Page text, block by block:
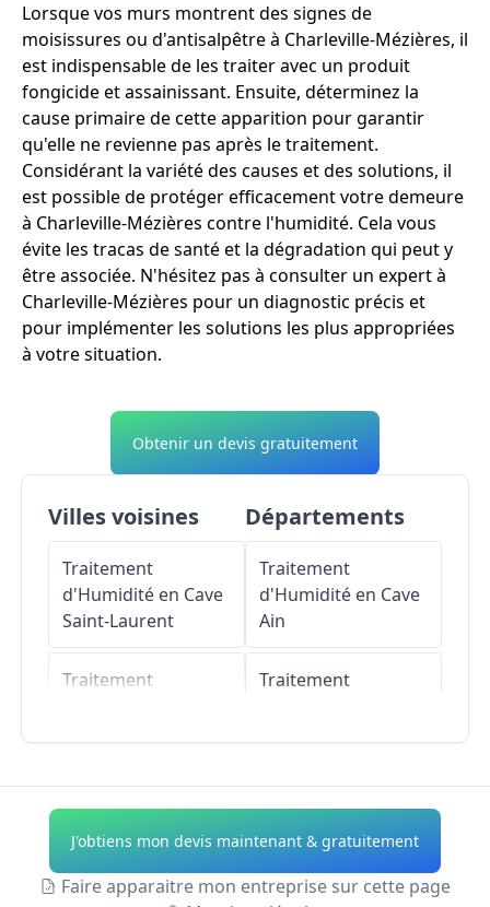
Lorsque vos murs montrent des signes de
moisissures ou d'antisalpêtre à Charleville-Mézières, il
est indispensable de les traiter avec un produit
fongicide et assainissant. Ensuite, déterminez la
cause primaire de cette apparition pour garantir
qu'elle ne revienne pas après le traitement.
Considérant la variété des causes et des solutions, il
est possible de protéger efficacement votre demeure
à Charleville-Mézières contre l'humidité. Cela vous
évite les tracas de santé et la dégradation qui peut y
être associée. N'hésitez pas à consulter un expert à
Charleville-Mézières pour un diagnostic précis et
pour implémenter les solutions les plus appropriées
à votre situation.
Obtenir un devis gratuitement
Villes voisines
Traitement
d'Humidité en Cave
Saint-Laurent
Traitement
Traitement
Montcy-Notre-
Dame
Départements
Traitement
d'Humidité en Cave
Ain
Traitement
Traitement
Allier
J'obtiens mon devis maintenant & gratuitement
Faire apparaitre mon entreprise sur cette page